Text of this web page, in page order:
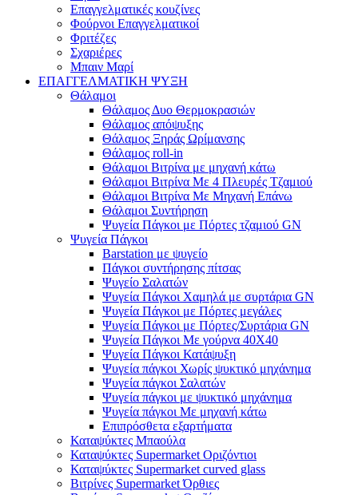
Επαγγελματικές κουζίνες
Φούρνοι Επαγγελματικοί
Φριτέζες
Σχαριέρες
Μπαιν Μαρί
ΕΠΑΓΓΕΛΜΑΤΙΚΗ ΨΥΞΗ
Θάλαμοι
Θάλαμος Δυο Θερμοκρασιών
Θάλαμος απόψυξης
Θάλαμος Ξηράς Ωρίμανσης
Θάλαμος roll-in
Θάλαμοι Βιτρίνα με μηχανή κάτω
Θάλαμοι Βιτρίνα Με 4 Πλευρές Τζαμιού
Θάλαμοι Βιτρίνα Με Μηχανή Επάνω
Θάλαμοι Συντήρηση
Ψυγεία Πάγκοι με Πόρτες τζαμιού GN
Ψυγεία Πάγκοι
Barstation με ψυγείο
Πάγκοι συντήρησης πίτσας
Ψυγείο Σαλατών
Ψυγεία Πάγκοι Χαμηλά με συρτάρια GN
Ψυγεία Πάγκοι με Πόρτες μεγάλες
Ψυγεία Πάγκοι με Πόρτες/Συρτάρια GN
Ψυγεία Πάγκοι Με γούρνα 40Χ40
Ψυγεία Πάγκοι Κατάψυξη
Ψυγεία πάγκοι Χωρίς ψυκτικό μηχάνημα
Ψυγεία πάγκοι Σαλατών
Ψυγεία πάγκοι με ψυκτικό μηχάνημα
Ψυγεία πάγκοι Με μηχανή κάτω
Επιπρόσθετα εξαρτήματα
Καταψύκτες Μπαούλα
Καταψύκτες Supermarket Οριζόντιοι
Καταψύκτες Supermarket curved glass
Βιτρίνες Supermarket Όρθιες